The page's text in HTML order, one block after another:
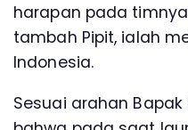
harapan pada
tambah Pipit, ialah
Indonesia.
Sesuai arahan